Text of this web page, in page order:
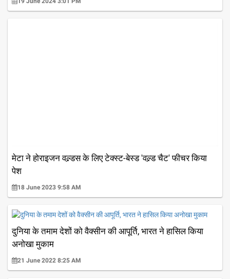
मेटा ने होराइजन वल्र्डस के लिए टेक्स्ट-बेस्ड 'वल्र्ड चैट' फीचर किया
पेश
18 June 2023 9:58 AM
दुनिया के तमाम देशों को वैक्सीन की आपूर्ति, भारत ने हासिल किया
अनोखा मुकाम
21 June 2022 8:25 AM